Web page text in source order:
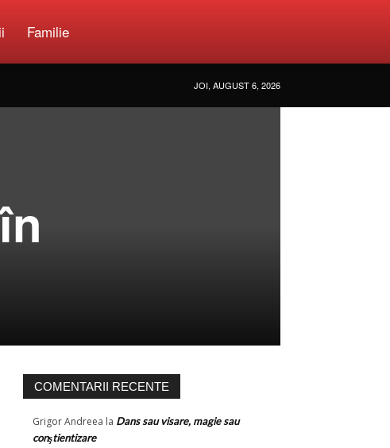
Familie
JOI, AUGUST 6, 2026
COMENTARII RECENTE
Grigor Andreea la Dans sau visare, magie sau
conştientizare